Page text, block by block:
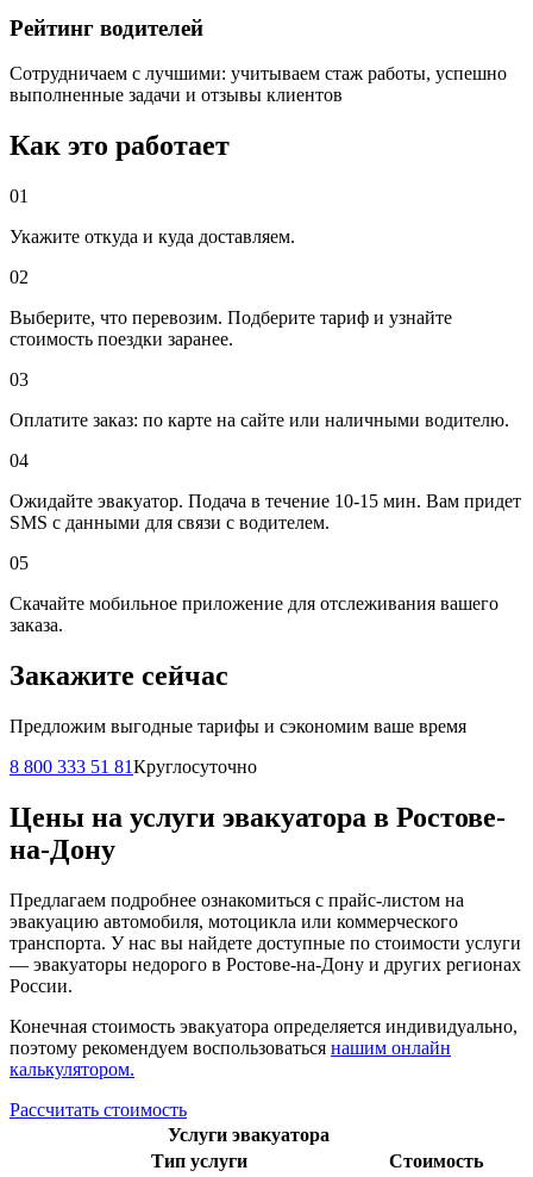
Рейтинг водителей
Сотрудничаем с лучшими: учитываем стаж работы, успешно
выполненные задачи и отзывы клиентов
Как это работает
01
Укажите откуда и куда доставляем.
02
Выберите, что перевозим. Подберите тариф и узнайте
стоимость поездки заранее.
03
Оплатите заказ: по карте на сайте или наличными водителю.
04
Ожидайте эвакуатор. Подача в течение 10-15 мин. Вам придет
SMS с данными для связи с водителем.
05
Скачайте мобильное приложение для отслеживания вашего
заказа.
Закажите сейчас
Предложим выгодные тарифы и сэкономим ваше время
8 800 333 51 81Круглосуточно
Цены на услуги эвакуатора в Ростове-
на-Дону
Предлагаем подробнее ознакомиться с прайс-листом на
эвакуацию автомобиля, мотоцикла или коммерческого
транспорта. У нас вы найдете доступные по стоимости услуги
— эвакуаторы недорого в Ростове-на-Дону и других регионах
России.
Конечная стоимость эвакуатора определяется индивидуально,
поэтому рекомендуем воспользоваться нашим онлайн
калькулятором.
Рассчитать стоимость
Услуги эвакуатора
Тип услуги
Стоимость